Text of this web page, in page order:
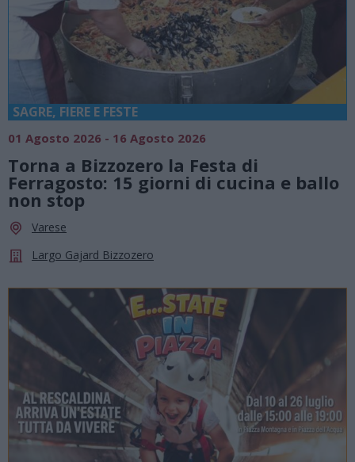
SAGRE, FIERE E FESTE
01 Agosto 2026 - 16 Agosto 2026
Torna a Bizzozero la Festa di
Ferragosto: 15 giorni di cucina e ballo
non stop
Varese
Largo Gajard Bizzozero